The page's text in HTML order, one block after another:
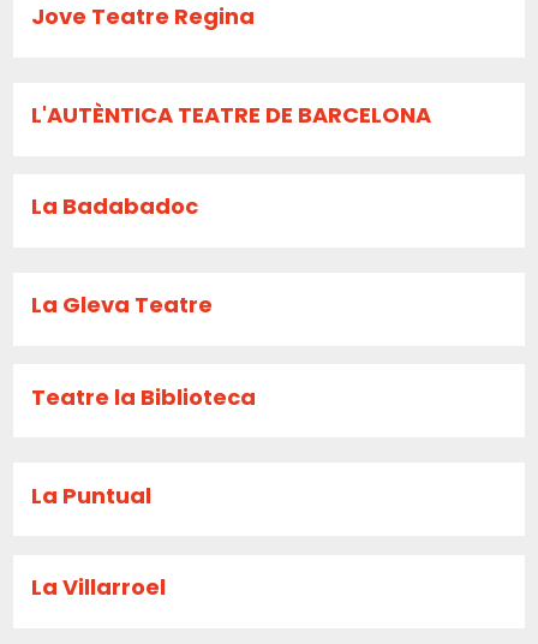
Jove Teatre Regina
L'AUTÈNTICA TEATRE DE BARCELONA
La Badabadoc
La Gleva Teatre
Teatre la Biblioteca
La Puntual
La Villarroel